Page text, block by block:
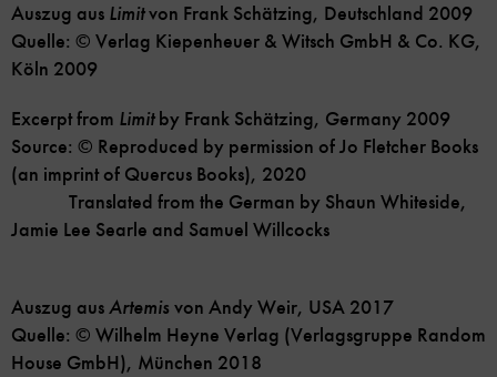
Auszug aus Limitvon Frank Schätzing, Deutschland 2009
Quelle: © Verlag Kiepenheuer & Witsch GmbH & Co. KG,
Köln 2009
Excerpt from Limitby Frank Schätzing, Germany 2009
Source: © Reproduced by permission of Jo Fletcher Books
(an imprint of Quercus Books), 2020
Translated from the German by Shaun Whiteside,
Jamie Lee Searle and Samuel Willcocks
Auszug ausArtemis von Andy Weir, USA 2017
Quelle: © Wilhelm Heyne Verlag (Verlagsgruppe Random
House GmbH), München 2018